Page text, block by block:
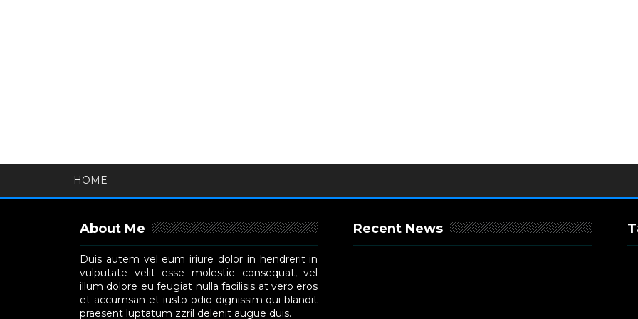
HOME
About Me
Duis autem vel eum iriure dolor in hendrerit in
vulputate velit esse molestie consequat, vel
illum dolore eu feugiat nulla facilisis at vero eros
et accumsan et iusto odio dignissim qui blandit
praesent luptatum zzril delenit augue duis.
Recent News